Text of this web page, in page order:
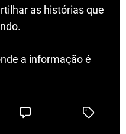
as histórias que
a informação é
C
T